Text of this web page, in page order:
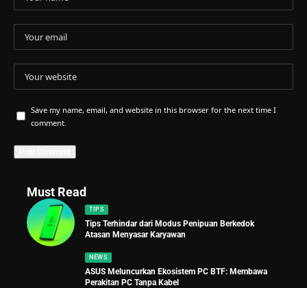
Save my name, email, and website in this browser for the next time I
comment.
Must Read
TIPS
Tips Terhindar dari Modus Penipuan Berkedok
Atasan Menyasar Karyawan
NEWS
ASUS Meluncurkan Ekosistem PC BTF: Membawa
Perakitan PC Tanpa Kabel